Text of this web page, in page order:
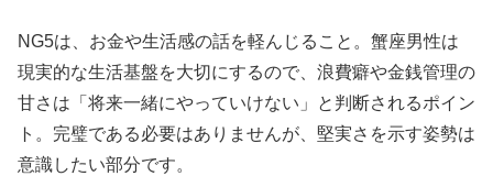
NG5は、お金や生活感の話を軽んじること。蟹座男性は
現実的な生活基盤を大切にするので、浪費癖や金銭管理の
甘さは「将来一緒にやっていけない」と判断されるポイン
ト。完璧である必要はありませんが、堅実さを示す姿勢は
意識したい部分です。